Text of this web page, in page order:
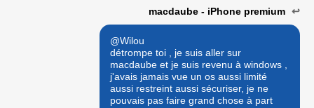
macdaube - iPhone premium ↩
@Wilou
détrompe toi , je suis aller sur
macdaube et je suis revenu à windows ,
j'avais jamais vue un os aussi limité
aussi restreint aussi sécuriser, je ne
pouvais pas faire grand chose à part